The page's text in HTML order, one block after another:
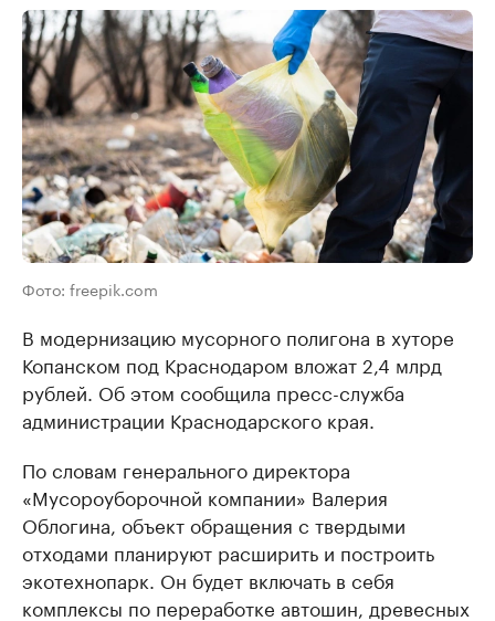
Фото: freepik.com
В модернизацию мусорного полигона в хуторе
Копанском под Краснодаром вложат 2,4 млрд
рублей. Об этом сообщила пресс-служба
администрации Краснодарского края.
По словам генерального директора
«Мусороуборочной компании» Валерия
Облогина, объект обращения с твердыми
отходами планируют расширить и построить
экотехнопарк. Он будет включать в себя
комплексы по переработке автошин, древесных